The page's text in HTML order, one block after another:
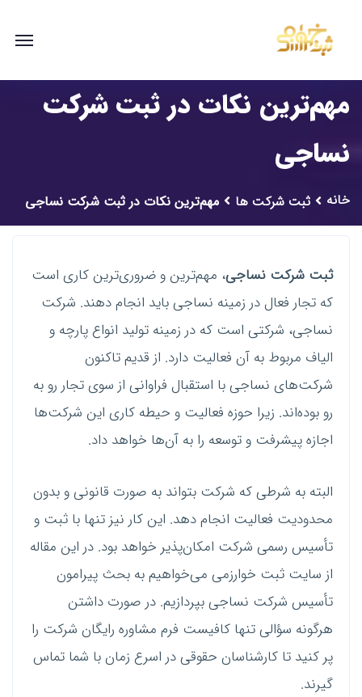
مهم‌ترین نکات در ثبت شرکت
نساجی
خانه ثبت شرکت ها مهم‌ترین نکات در ثبت شرکت نساجی
ثبت شرکت نساجی، مهم‌ترین و ضروری‌ترین کاری است
که تجار فعال در زمینه نساجی باید انجام دهند. شرکت
نساجی، شرکتی است که در زمینه تولید انواع پارچه و
الیاف مربوط به آن فعالیت دارد. از قدیم تاکنون
شرکت‌های نساجی با استقبال فراوانی از سوی تجار رو به
رو بوده‌اند. زیرا حوزه فعالیت و حیطه کاری این شرکت‌ها
اجازه پیشرفت و توسعه را به آن‌ها خواهد داد.
البته به شرطی که شرکت بتواند به صورت قانونی و بدون
محدودیت فعالیت انجام دهد. این کار نیز تنها با ثبت و
تأسیس رسمی شرکت امکان‌پذیر خواهد بود. در این مقاله
از سایت ثبت خوارزمی می‌خواهیم به بحث پیرامون
تأسیس شرکت نساجی بپردازیم. در صورت داشتن
هرگونه سؤالی تنها کافیست فرم مشاوره رایگان شرکت را
پر کنید تا کارشناسان حقوقی در اسرع زمان با شما تماس
گیرند.